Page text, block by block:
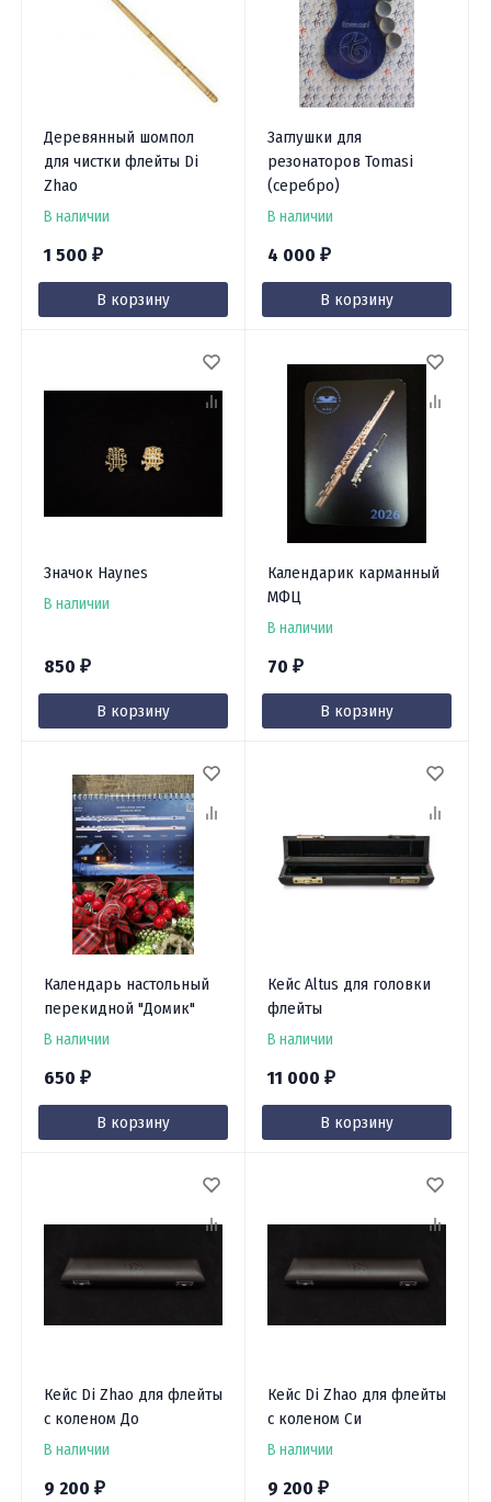
Деревянный шомпол
для чистки флейты Di
Zhao
В наличии
1 500 ₽
В корзину
Заглушки для
резонаторов Tomasi
(серебро)
В наличии
4 000 ₽
В корзину
Значок Haynes
В наличии
850 ₽
В корзину
Календарик карманный
МФЦ
В наличии
70 ₽
В корзину
Календарь настольный
перекидной "Домик"
В наличии
650 ₽
В корзину
Кейс Altus для головки
флейты
В наличии
11 000 ₽
В корзину
Кейс Di Zhao для флейты
с коленом До
В наличии
9 200 ₽
Кейс Di Zhao для флейты
с коленом Си
В наличии
9 200 ₽